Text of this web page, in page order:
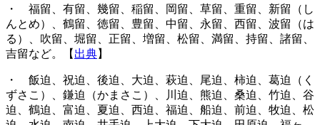
・ 福留、有留、幾留、稲留、岡留、草留、重留、新留（し
んとめ）、鶴留、徳留、豊留、中留、永留、西留、波留（は
る）、吹留、堀留、正留、増留、松留、満留、持留、諸留、
吉留など。【 出典】
・ 飯迫、祝迫、後迫、大迫、萩迫、尾迫、柿迫、葛迫（く
ずさこ）、鎌迫（かまさこ）、川迫、熊迫、桑迫、竹迫、谷
迫、鶴迫、富迫、夏迫、西迫、福迫、船迫、前迫、牧迫、松